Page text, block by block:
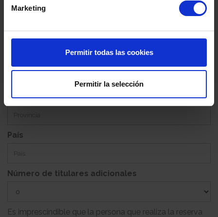
Marketing
Permitir todas las cookies
Permitir la selección
Provincia
País
Número de titulares adicionales
Es imprescindible que la persona que realiza la reserva